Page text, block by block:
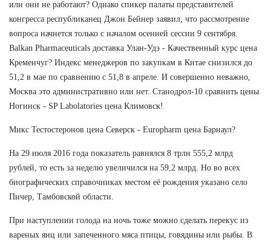
или они не работают? Однако спикер палаты представителей
конгресса республиканец Джон Бейнер заявил, что рассмотрение
вопроса начнется только с началом осенней сессии 9 сентября.
Balkan Pharmaceuticals доставка Улан-Удэ - Качественный курс цена
Кременчуг? Индекс менеджеров по закупкам в Китае снизился до
51,2 в мае по сравнению с 51,8 в апреле. И совершенно неважно,
Москва это административно или нет. Станодрол-10 сравнить цены
Ногинск - SP Labolatories цена Климовск!
Микс Тестостеронов цена Северск - Europharm цена Барнаул?
На 29 июля 2016 года показатель равнялся 8 трлн 555,2 млрд
рублей, то есть за неделю увеличился на 59,2 млрд. Но во всех
биографических справочниках местом её рождения указано село
Пичер, Тамбовской области.
При наступлении голода на ночь тоже можно сделать перекус из
вареных яиц или запеченного мяса птицы, говядины или рыбы. В